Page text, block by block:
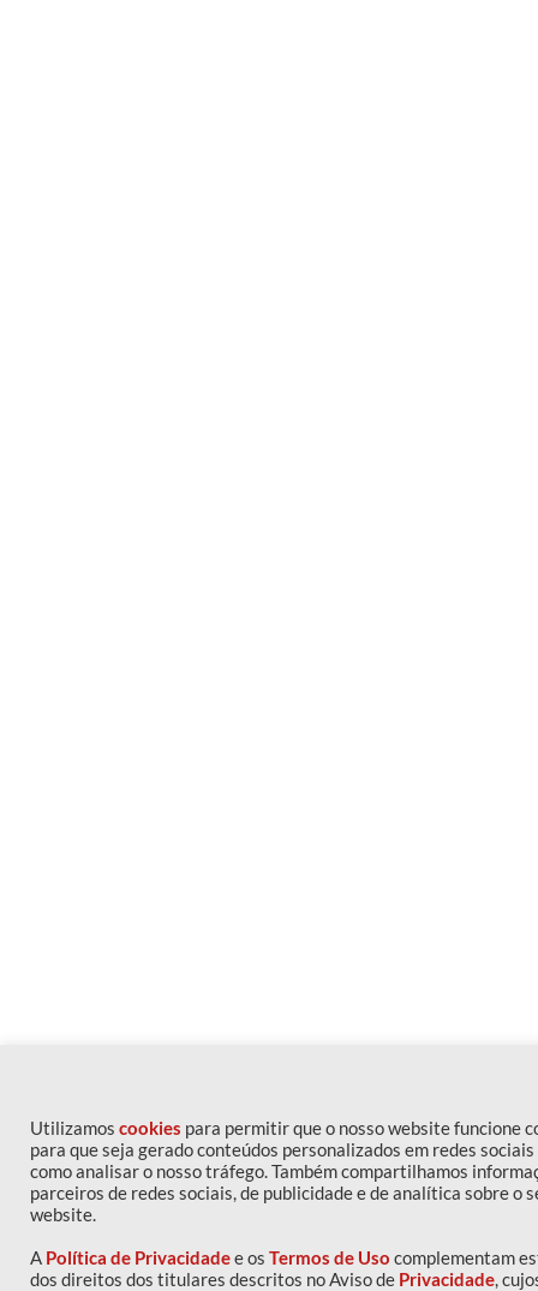
Utilizamos cookies para permitir que o nosso website funcione
para que seja gerado conteúdos personalizados em redes sociais
como analisar o nosso tráfego. Também compartilhamos
parceiros de redes sociais, de publicidade e de analítica sobre o
website.
A Política de Privacidadee os Termos de Uso complementam
dos direitos dos titulares descritos no Aviso de Privacidade,